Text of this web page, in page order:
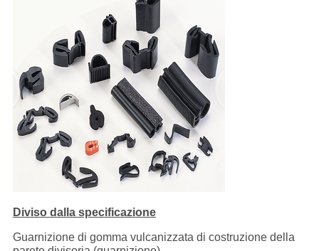
Diviso dalla specificazione
Guarnizione di gomma vulcanizzata di costruzione della